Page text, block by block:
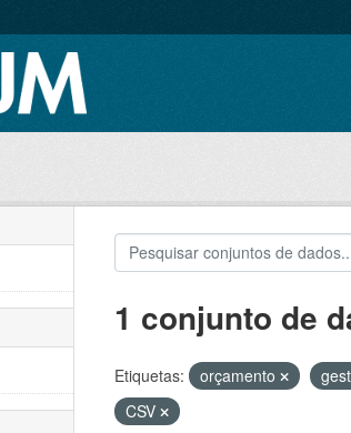
1 conjunto de
Etiquetas: orçamento
CSV